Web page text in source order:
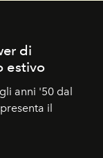
di
estivo
anni '50 dal
il